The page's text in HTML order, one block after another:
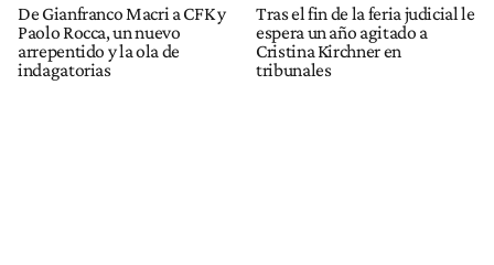
De Gianfranco Macri a CFK y
Paolo Rocca, un nuevo
arrepentido y la ola de
indagatorias
Tras el fin de la feria judicial le
espera un año agitado a
Cristina Kirchner en
tribunales